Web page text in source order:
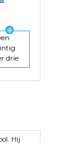
drie
Hij